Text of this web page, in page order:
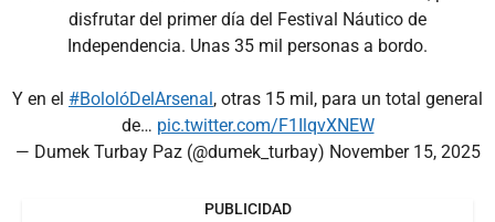
disfrutar del primer día del Festival Náutico de
Independencia. Unas 35 mil personas a bordo.
Y en el #BololóDelArsenal, otras 15 mil, para un total general
de… pic.twitter.com/F1IlqvXNEW
— Dumek Turbay Paz (@dumek_turbay) November 15, 2025
PUBLICIDAD